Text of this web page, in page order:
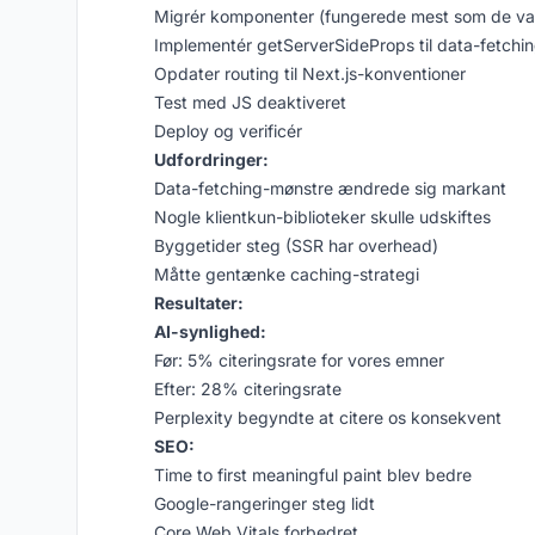
Migrér komponenter (fungerede mest som de
Implementér getServerSideProps til data-
Opdater routing til Next.js-konventioner
Test med JS deaktiveret
Deploy og verificér
Udfordringer:
Data-fetching-mønstre ændrede sig markant
Nogle klientkun-biblioteker skulle udskiftes
Byggetider steg (SSR har overhead)
Måtte gentænke caching-strategi
Resultater:
AI-synlighed:
Før: 5% citeringsrate for vores emner
Efter: 28% citeringsrate
Perplexity begyndte at citere os konsekvent
SEO:
Time to first meaningful paint blev bedre
Google-rangeringer steg lidt